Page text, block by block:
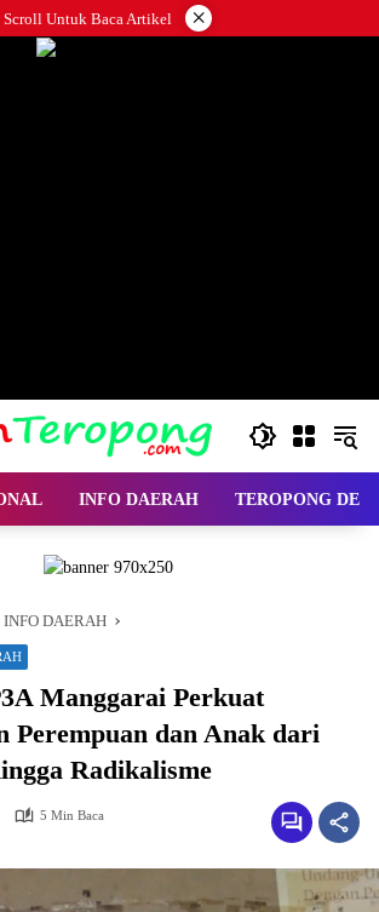
Scroll Untuk Baca Artikel ×
INFO DAERAH TEROPONG
INFO DAERAH
Manggarai Perkuat
Perempuan dan Anak dari
Radikalisme
5 Min Baca